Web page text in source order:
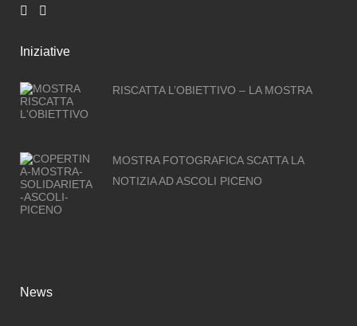
Iniziative
RISCATTA L’OBIETTIVO – LA MOSTRA
MOSTRA FOTOGRAFICA SCATTA LA
NOTIZIA AD ASCOLI PICENO
News